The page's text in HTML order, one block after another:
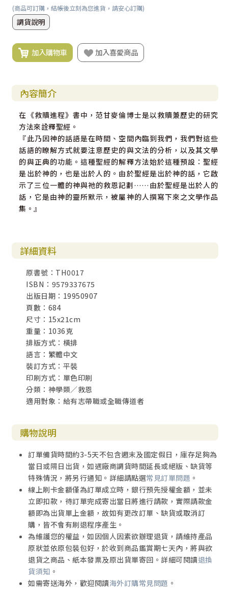
(商品可訂購，結帳後立刻為您進貨，請安心訂購)
調貨說明
加入購物車 加入喜愛商品
內容簡介
在《救贖進程》書中，范甘麥倫博士是以救贖兼歷史的研究
方法來詮釋聖經。
『此乃因神的話語是在時間、空間內臨到我們，我們對這些
話語的瞭解方式就要注意歷史的與文法的分析，以及其文學
的與正典的功能。這種聖經的解釋方法始於這種預設：聖經
是出於神的，也是出於人的。由於聖經是出於神的話，它啟
示了三位一體的神與祂的救恩記劃……由於聖經是出於人的
話，它是由神的靈所默示，被屬神的人撰寫下來之文學作品
集。』
詳細資料
原書號：TH0017
ISBN：9579337675
出版日期：19950907
頁數：684
尺寸：15x21cm
重量：1036克
排版方式：橫排
語言：繁體中文
裝訂方式：平裝
印刷方式：單色印刷
分類：神學類／救恩
適用對象：給有志帶職或全職傳道者
購物說明
訂單備貨時間約3-5天不包含週末及國定假日，庫存足夠為
當日或隔日出貨，如遇廠商調貨時間延長或絕版、缺貨等
特殊情況，將另行通知。詳細請點選常見訂單問題 。
線上刷卡金額僅為訂單成立時，銀行預先授權金額，並未
立即扣款，待訂單完成寄出當日將進行請款，實際請款金
額即為出貨單上金額，故如有更改訂單、缺貨或取消訂
購，皆不會有刷退程序產生。
為維護您的權益，如因個人因素欲辦理退貨，請維持產品
原狀並依原包裝包好，於收到商品鑑賞期七天內，將與欲
退貨之商品、紙本發票及原出貨單寄回。詳細可閱讀退換
貨須知 。
如需寄送海外，歡迎閱讀海外訂購常見問題 。